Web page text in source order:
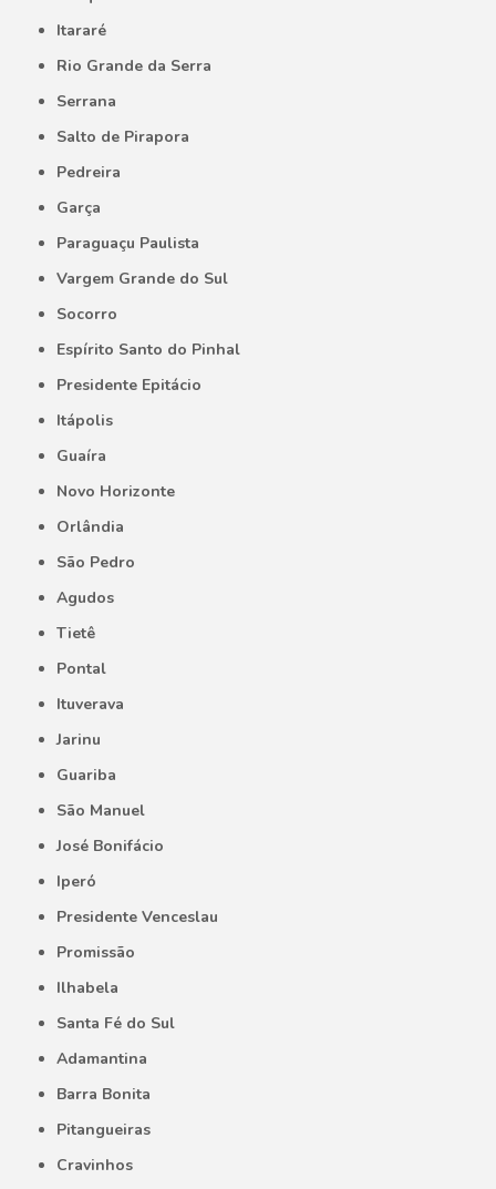
Itararé
Rio Grande da Serra
Serrana
Salto de Pirapora
Pedreira
Garça
Paraguaçu Paulista
Vargem Grande do Sul
Socorro
Espírito Santo do Pinhal
Presidente Epitácio
Itápolis
Guaíra
Novo Horizonte
Orlândia
São Pedro
Agudos
Tietê
Pontal
Ituverava
Jarinu
Guariba
São Manuel
José Bonifácio
Iperó
Presidente Venceslau
Promissão
Ilhabela
Santa Fé do Sul
Adamantina
Barra Bonita
Pitangueiras
Cravinhos